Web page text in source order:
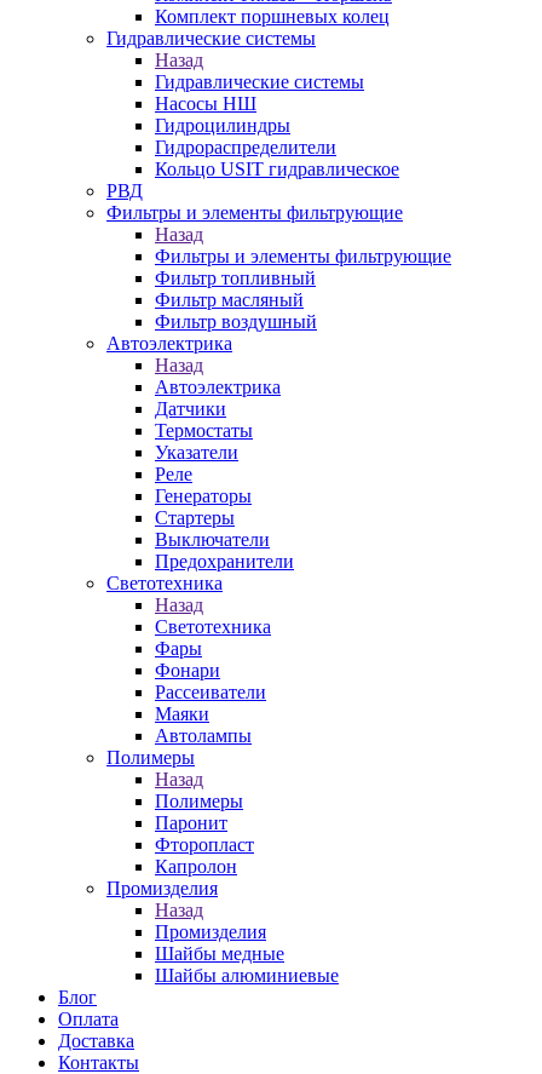
Комплект поршневых колец
Гидравлические системы
Назад
Гидравлические системы
Насосы НШ
Гидроцилиндры
Гидрораспределители
Кольцо USIT гидравлическое
РВД
Фильтры и элементы фильтрующие
Назад
Фильтры и элементы фильтрующие
Фильтр топливный
Фильтр масляный
Фильтр воздушный
Автоэлектрика
Назад
Автоэлектрика
Датчики
Термостаты
Указатели
Реле
Генераторы
Стартеры
Выключатели
Предохранители
Светотехника
Назад
Светотехника
Фары
Фонари
Рассеиватели
Маяки
Автолампы
Полимеры
Назад
Полимеры
Паронит
Фторопласт
Капролон
Промизделия
Назад
Промизделия
Шайбы медные
Шайбы алюминиевые
Блог
Оплата
Доставка
Контакты